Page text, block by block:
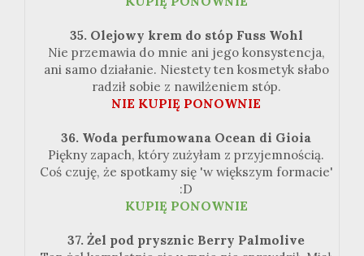
35. Olejowy krem do stóp Fuss Wohl
Nie przemawia do mnie ani jego konsystencja,
ani samo działanie. Niestety ten kosmetyk słabo
radził sobie z nawilżeniem stóp.
NIE KUPIĘ PONOWNIE
36. Woda perfumowana Ocean di Gioia
Piękny zapach, który zużyłam z przyjemnością.
Coś czuję, że spotkamy się 'w większym formacie'
:D
KUPIĘ PONOWNIE
37. Żel pod prysznic Berry Palmolive